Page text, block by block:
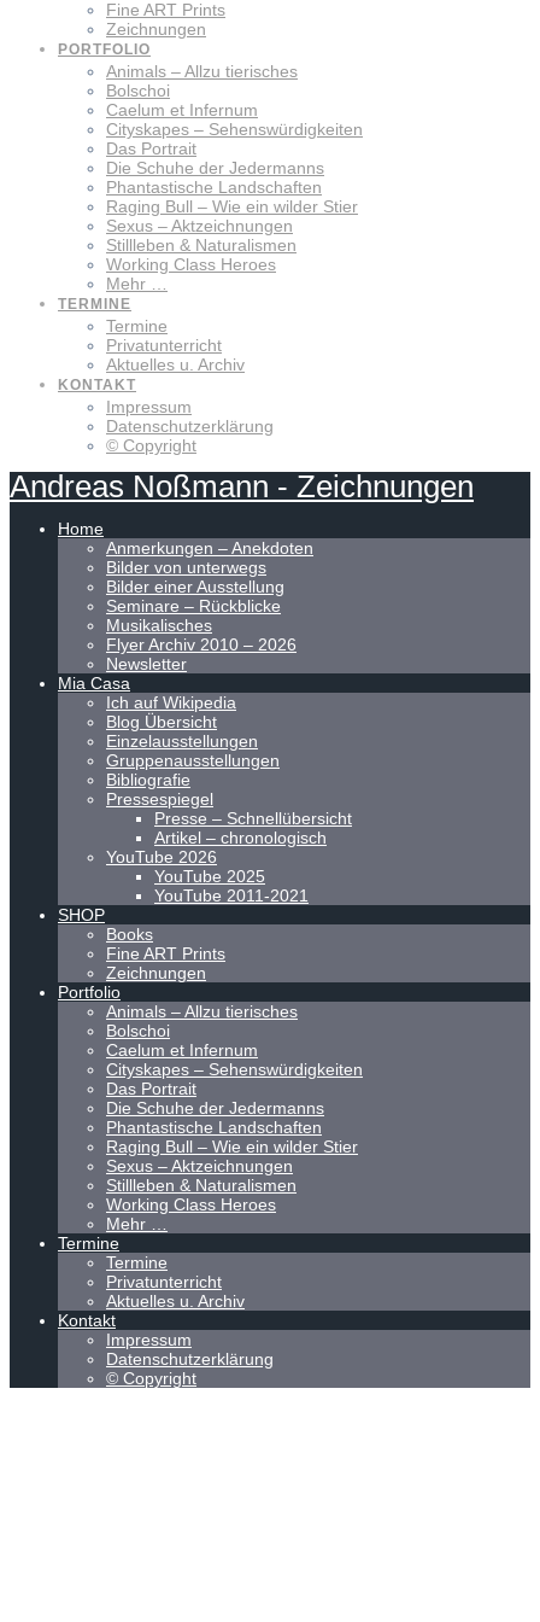
Fine ART Prints
Zeichnungen
PORTFOLIO
Animals – Allzu tierisches
Bolschoi
Caelum et Infernum
Cityskapes – Sehenswürdigkeiten
Das Portrait
Die Schuhe der Jedermanns
Phantastische Landschaften
Raging Bull – Wie ein wilder Stier
Sexus – Aktzeichnungen
Stillleben & Naturalismen
Working Class Heroes
Mehr …
TERMINE
Termine
Privatunterricht
Aktuelles u. Archiv
KONTAKT
Impressum
Datenschutzerklärung
© Copyright
Andreas Noßmann - Zeichnungen
Home
Anmerkungen – Anekdoten
Bilder von unterwegs
Bilder einer Ausstellung
Seminare – Rückblicke
Musikalisches
Flyer Archiv 2010 – 2026
Newsletter
Mia Casa
Ich auf Wikipedia
Blog Übersicht
Einzelausstellungen
Gruppenausstellungen
Bibliografie
Pressespiegel
Presse – Schnellübersicht
Artikel – chronologisch
YouTube 2026
YouTube 2025
YouTube 2011-2021
SHOP
Books
Fine ART Prints
Zeichnungen
Portfolio
Animals – Allzu tierisches
Bolschoi
Caelum et Infernum
Cityskapes – Sehenswürdigkeiten
Das Portrait
Die Schuhe der Jedermanns
Phantastische Landschaften
Raging Bull – Wie ein wilder Stier
Sexus – Aktzeichnungen
Stillleben & Naturalismen
Working Class Heroes
Mehr …
Termine
Termine
Privatunterricht
Aktuelles u. Archiv
Kontakt
Impressum
Datenschutzerklärung
© Copyright